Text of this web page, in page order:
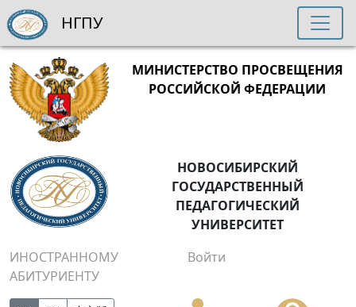
МИНИСТЕРСТВО ПРОСВЕЩЕНИЯ
РОССИЙСКОЙ ФЕДЕРАЦИИ
НОВОСИБИРСКИЙ
ГОСУДАРСТВЕННЫЙ
ПЕДАГОГИЧЕСКИЙ
УНИВЕРСИТЕТ
ИНОСТРАННОМУ
АБИТУРИЕНТУ
Войти
НГПУ